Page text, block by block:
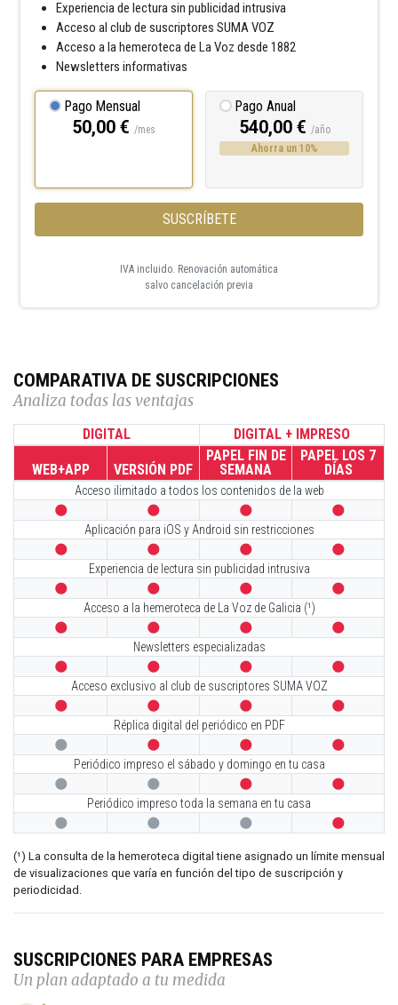
Experiencia de lectura sin publicidad intrusiva
Acceso al club de suscriptores SUMA VOZ
Acceso a la hemeroteca de La Voz desde 1882
Newsletters informativas
Pago Mensual
50,00 € /mes
Pago Anual
540,00 € /año
Ahorra un 10%
SUSCRÍBETE
IVA incluido. Renovación automática
salvo cancelación previa
COMPARATIVA DE SUSCRIPCIONES
Analiza todas las ventajas
DIGITAL DIGITAL + IMPRESO
WEB+APP VERSIÓN PDF
PAPEL FIN DE
SEMANA
PAPEL LOS 7
DÍAS
Acceso ilimitado a todos los contenidos de la web
   
Aplicación para iOS y Android sin restricciones
   
Experiencia de lectura sin publicidad intrusiva
   
Acceso a la hemeroteca de La Voz de Galicia (¹)
   
Newsletters especializadas
   
Acceso exclusivo al club de suscriptores SUMA VOZ
   
Réplica digital del periódico en PDF
   
Periódico impreso el sábado y domingo en tu casa
   
Periódico impreso toda la semana en tu casa
   
(¹) La consulta de la hemeroteca digital tiene asignado un límite mensual
de visualizaciones que varía en función del tipo de suscripción y
periodicidad.
SUSCRIPCIONES PARA EMPRESAS
Un plan adaptado a tu medida